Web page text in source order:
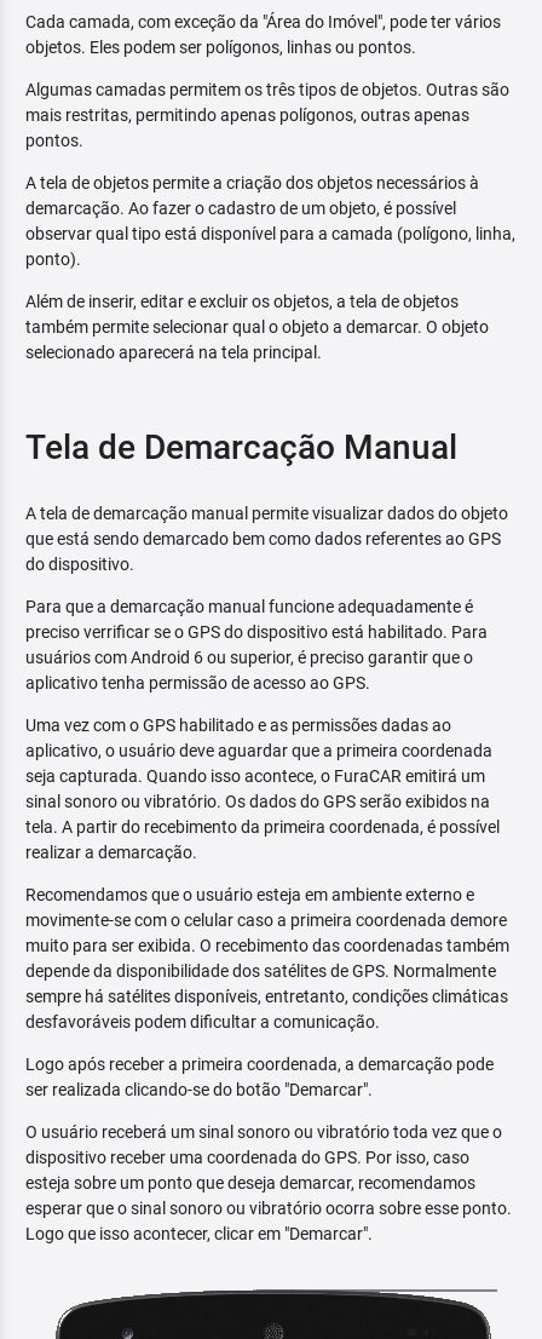
Cada camada, com exceção da "Área do Imóvel", pode ter vários
objetos. Eles podem ser polígonos, linhas ou pontos.
Algumas camadas permitem os três tipos de objetos. Outras são
mais restritas, permitindo apenas polígonos, outras apenas
pontos.
A tela de objetos permite a criação dos objetos necessários à
demarcação. Ao fazer o cadastro de um objeto, é possível
observar qual tipo está disponível para a camada (polígono, linha,
ponto).
Além de inserir, editar e excluir os objetos, a tela de objetos
também permite selecionar qual o objeto a demarcar. O objeto
selecionado aparecerá na tela principal.
Tela de Demarcação Manual
A tela de demarcação manual permite visualizar dados do objeto
que está sendo demarcado bem como dados referentes ao GPS
do dispositivo.
Para que a demarcação manual funcione adequadamente é
preciso verrificar se o GPS do dispositivo está habilitado. Para
usuários com Android 6 ou superior, é preciso garantir que o
aplicativo tenha permissão de acesso ao GPS.
Uma vez com o GPS habilitado e as permissões dadas ao
aplicativo, o usuário deve aguardar que a primeira coordenada
seja capturada. Quando isso acontece, o FuraCAR emitirá um
sinal sonoro ou vibratório. Os dados do GPS serão exibidos na
tela. A partir do recebimento da primeira coordenada, é possível
realizar a demarcação.
Recomendamos que o usuário esteja em ambiente externo e
movimente-se com o celular caso a primeira coordenada demore
muito para ser exibida. O recebimento das coordenadas também
depende da disponibilidade dos satélites de GPS. Normalmente
sempre há satélites disponíveis, entretanto, condições climáticas
desfavoráveis podem dificultar a comunicação.
Logo após receber a primeira coordenada, a demarcação pode
ser realizada clicando-se do botão "Demarcar".
O usuário receberá um sinal sonoro ou vibratório toda vez que o
dispositivo receber uma coordenada do GPS. Por isso, caso
esteja sobre um ponto que deseja demarcar, recomendamos
esperar que o sinal sonoro ou vibratório ocorra sobre esse ponto.
Logo que isso acontecer, clicar em "Demarcar".